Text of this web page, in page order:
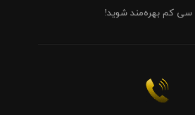
کم بهره‌مند شوید!